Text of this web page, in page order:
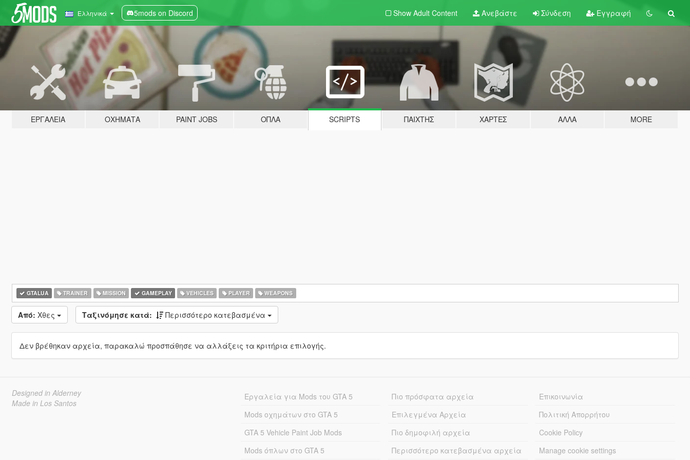
Ελληνικά 5mods on Discord Show Adult Content Ανεβάστε Σύνδεση Εγγραφή
ΕΡΓΑΛΕΊΑ ΟΧΉΜΑΤΑ PAINT JOBS ΌΠΛΑ SCRIPTS ΠΑΊΧΤΗΣ ΧΆΡΤΕΣ ΆΛΛΑ MORE
GTALUA TRAINER MISSION GAMEPLAY VEHICLES PLAYER WEAPONS
Από: Χθες Ταξινόμησε κατά: Περισσότερο κατεβασμένα
Δεν βρέθηκαν αρχεία, παρακαλώ προσπάθησε να αλλάξεις τα κριτήρια επιλογής.
Designed in Alderney
Made in Los Santos
Εργαλεία για Mods του GTA 5
Mods οχημάτων στο GTA 5
GTA 5 Vehicle Paint Job Mods
Mods όπλων στο GTA 5
Πιο πρόσφατα αρχεία
Επιλεγμένα Αρχεία
Πιο δημοφιλή αρχεία
Περισσότερο κατεβασμένα αρχεία
Επικοινωνία
Πολιτική Απορρήτου
Cookie Policy
Manage cookie settings